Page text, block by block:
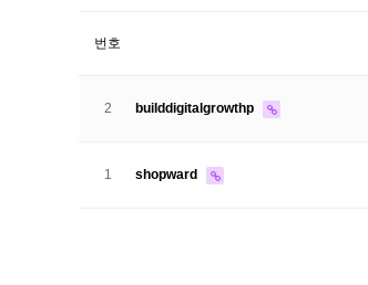
번호
2 builddigitalgrowthp
1 shopward